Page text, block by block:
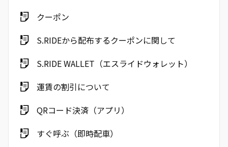
クーポン
S.RIDEから配布するクーポンに関して
S.RIDE WALLET（エスライドウォレット）
運賃の割引について
QRコード決済（アプリ）
すぐ呼ぶ（即時配車）